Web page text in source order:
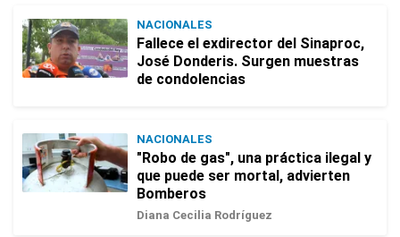
NACIONALES
Fallece el exdirector del Sinaproc,
José Donderis. Surgen muestras
de condolencias
NACIONALES
"Robo de gas", una práctica ilegal y
que puede ser mortal, advierten
Bomberos
Diana Cecilia Rodríguez